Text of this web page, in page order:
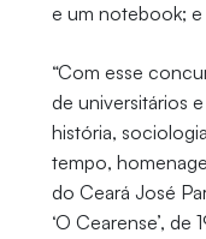
e um notebook;
“Com esse
de universitários
história,
tempo,
do Ceará José
‘O Cearense’,